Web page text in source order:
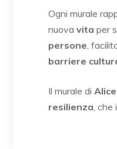
Ogni murale
nuova vita per
persone,
barriere
Il murale di
resilienza, che